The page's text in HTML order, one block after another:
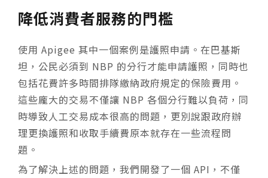
降低消費者服務的門檻
使用 Apigee 其中一個案例是護照申請。在巴基斯
坦，公民必須到 NBP 的分行才能申請護照，同時也
包括花費許多時間排隊繳納政府規定的保險費用。
這些龐大的交易不僅讓 NBP 各個分行難以負荷，同
時導致人工交易成本很高的問題，更別說跟政府辦
理更換護照和收取手續費原本就存在一些流程問
題。
為了解決上述的問題，我們開發了一個 API，不僅